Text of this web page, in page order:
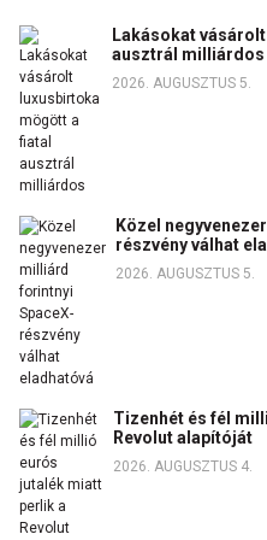
Lakásokat
ausztrál milliárdos
2026. AUGUSZTUS 5.
Közel
részvény válhat
2026. AUGUSZTUS 5.
Tizenhét és fél
Revolut alapítóját
2026. AUGUSZTUS 4.